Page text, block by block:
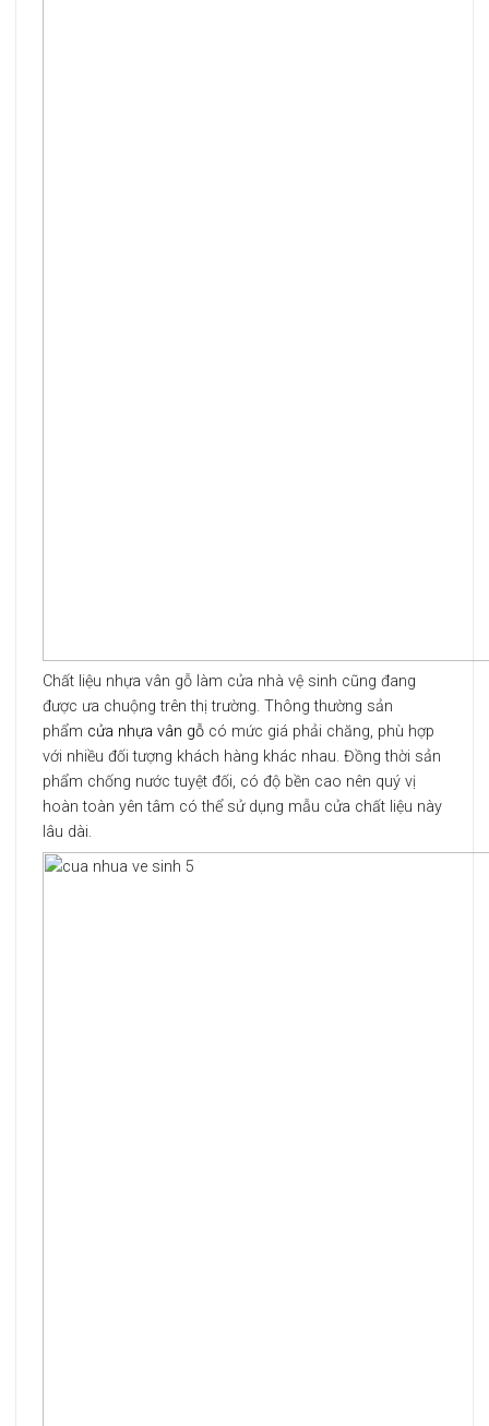
Chất liệu nhựa vân gỗ làm cửa nhà vệ sinh cũng đang
được ưa chuộng trên thị trường. Thông thường sản
phẩm cửa nhựa vân gỗ có mức giá phải chăng, phù hợp
với nhiều đối tượng khách hàng khác nhau. Đồng thời sản
phẩm chống nước tuyệt đối, có độ bền cao nên quý vị
hoàn toàn yên tâm có thể sử dụng mẫu cửa chất liệu này
lâu dài.